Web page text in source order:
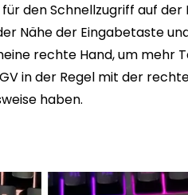
den Schnellzugriff auf
Nähe der Eingabetaste
rechte Hand, um mehr
in der Regel mit der
haben.